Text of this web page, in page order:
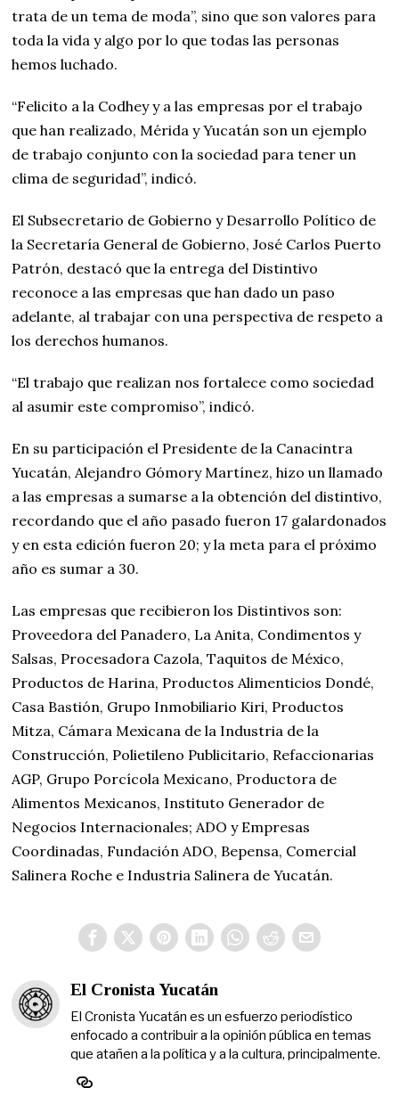
trata de un tema de moda”, sino que son valores para
toda la vida y algo por lo que todas las personas
hemos luchado.
“Felicito a la Codhey y a las empresas por el trabajo
que han realizado, Mérida y Yucatán son un ejemplo
de trabajo conjunto con la sociedad para tener un
clima de seguridad”, indicó.
El Subsecretario de Gobierno y Desarrollo Político de
la Secretaría General de Gobierno, José Carlos Puerto
Patrón, destacó que la entrega del Distintivo
reconoce a las empresas que han dado un paso
adelante, al trabajar con una perspectiva de respeto a
los derechos humanos.
“El trabajo que realizan nos fortalece como sociedad
al asumir este compromiso”, indicó.
En su participación el Presidente de la Canacintra
Yucatán, Alejandro Gómory Martínez, hizo un llamado
a las empresas a sumarse a la obtención del distintivo,
recordando que el año pasado fueron 17 galardonados
y en esta edición fueron 20; y la meta para el próximo
año es sumar a 30.
Las empresas que recibieron los Distintivos son:
Proveedora del Panadero, La Anita, Condimentos y
Salsas, Procesadora Cazola, Taquitos de México,
Productos de Harina, Productos Alimenticios Dondé,
Casa Bastión, Grupo Inmobiliario Kiri, Productos
Mitza, Cámara Mexicana de la Industria de la
Construcción, Polietileno Publicitario, Refaccionarias
AGP, Grupo Porcícola Mexicano, Productora de
Alimentos Mexicanos, Instituto Generador de
Negocios Internacionales; ADO y Empresas
Coordinadas, Fundación ADO, Bepensa, Comercial
Salinera Roche e Industria Salinera de Yucatán.
El Cronista Yucatán
El Cronista Yucatán es un esfuerzo periodístico
enfocado a contribuir a la opinión pública en temas
que atañen a la política y a la cultura, principalmente.